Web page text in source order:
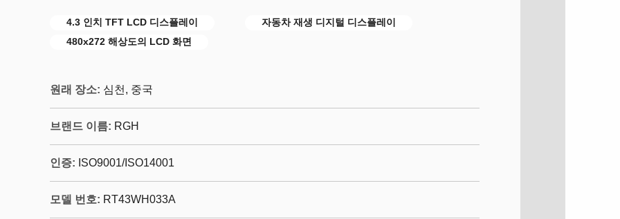
4.3 인치 TFT LCD 디스플레이
자동차 재생 디지털 디스플레이
480x272 해상도의 LCD 화면
원래 장소: 심천, 중국
브랜드 이름: RGH
인증: ISO9001/ISO14001
모델 번호: RT43WH033A